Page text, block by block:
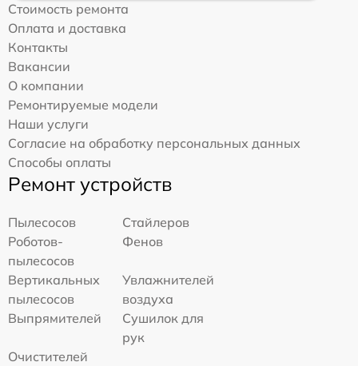
Стоимость ремонта
Оплата и доставка
Контакты
Вакансии
О компании
Ремонтируемые модели
Наши услуги
Согласие на обработку персональных данных
Способы оплаты
Ремонт устройств
Пылесосов
Стайлеров
Роботов-
пылесосов
Фенов
Вертикальных
пылесосов
Увлажнителей
воздуха
Выпрямителей
Сушилок для
рук
Очистителей